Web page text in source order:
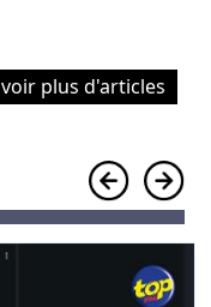
voir plus d'articles